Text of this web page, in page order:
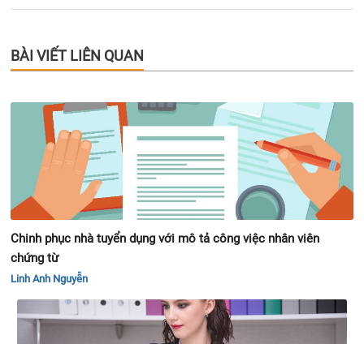
BÀI VIẾT LIÊN QUAN
Chinh phục nhà tuyển dụng với mô tả công việc nhân viên
chứng từ
Linh Anh Nguyễn